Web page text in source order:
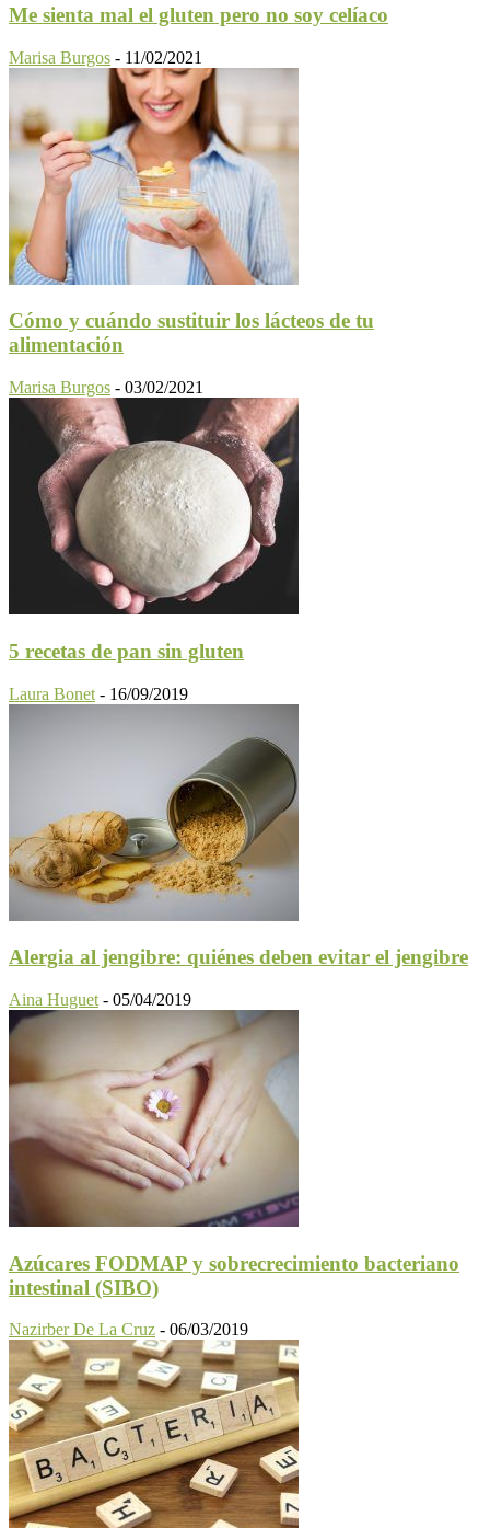
Me sienta mal el gluten pero no soy celíaco
Marisa Burgos - 11/02/2021
Cómo y cuándo sustituir los lácteos de tu
alimentación
Marisa Burgos - 03/02/2021
5 recetas de pan sin gluten
Laura Bonet - 16/09/2019
Alergia al jengibre: quiénes deben evitar el jengibre
Aina Huguet - 05/04/2019
Azúcares FODMAP y sobrecrecimiento bacteriano
intestinal (SIBO)
Nazirber De La Cruz - 06/03/2019